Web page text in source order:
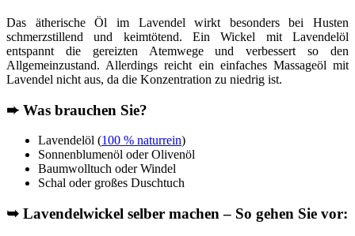
Das ätherische Öl im Lavendel wirkt besonders bei Husten
schmerzstillend und keimtötend. Ein Wickel mit Lavendelöl
entspannt die gereizten Atemwege und verbessert so den
Allgemeinzustand. Allerdings reicht ein einfaches Massageöl mit
Lavendel nicht aus, da die Konzentration zu niedrig ist.
➨Was brauchen Sie?
Lavendelöl (100 % naturrein)
Sonnenblumenöl oder Olivenöl
Baumwolltuch oder Windel
Schal oder großes Duschtuch
➥ Lavendelwickel selber machen – So gehen Sie vor: